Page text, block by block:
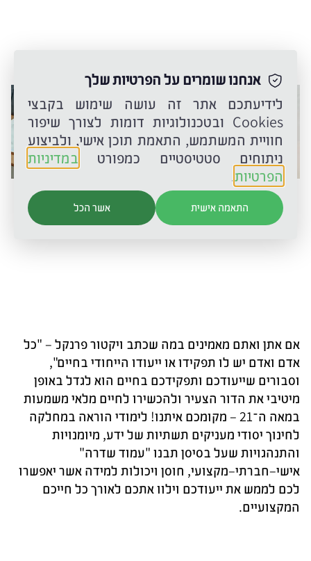
קורס הוראת שפה קורס הוראת שפה
אם אתן ואתם מאמינים במה שכתב ויקטור פרנקל – "כל
אדם ואדם יש לו תפקידו או ייעודו הייחודי בחיים",
וסבורים שייעודכם ותפקידכם בחיים הוא לגדל באופן
מיטיבי את הדור הצעיר ולהכשירו לחיים מלאי משמעות
במאה ה־21 – מקומכם איתנו! לימודי הוראה במחלקה
לחינוך יסודי מעניקים תשתיות של ידע, מיומנויות
והתנהגויות שעל בסיסן תבנו "עמוד שדרה"
אישי–חברתי–מקצועי, חוסן ויכולות למידה אשר יאפשרו
לכם לממש את ייעודכם וילוו אתכם לאורך כל חייכם
המקצועיים.
אנחנו שומרים על הפרטיות שלך
לידיעתכם אתר זה עושה שימוש בקבצי
Cookies ובטכנולוגיות דומות לצורך שיפור
חוויית המשתמש, התאמת תוכן אישי, ולביצוע
ניתוחים סטטיסטיים כמפורט במדיניות
הפרטיות.
אשר הכל התאמה אישית